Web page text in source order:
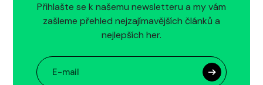
Přihlašte se k našemu newsletteru a my vám
zašleme přehled nejzajímavějších článků a
nejlepších her.